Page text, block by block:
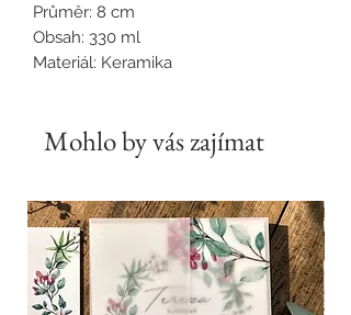
Průměr: 8 cm
Obsah: 330 ml
Materiál: Keramika
Mohlo by vás zajímat